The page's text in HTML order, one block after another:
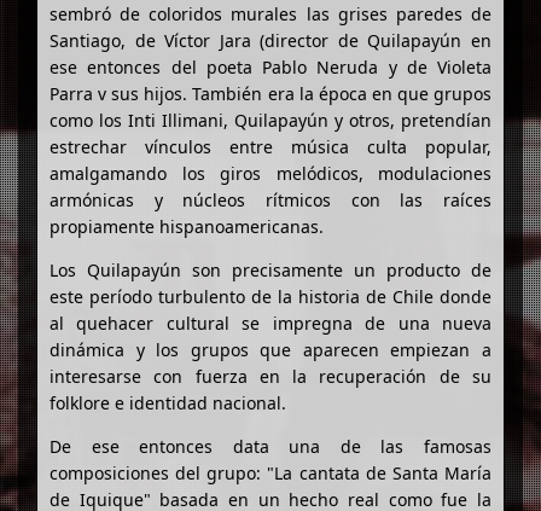
sembró de coloridos murales las grises paredes de
Santiago, de Víctor Jara (director de Quilapayún en
ese entonces del poeta Pablo Neruda y de Violeta
Parra v sus hijos. También era la época en que grupos
como los Inti Illimani, Quilapayún y otros, pretendían
estrechar vínculos entre música culta popular,
amalgamando los giros melódicos, modulaciones
armónicas y núcleos rítmicos con las raíces
propiamente hispanoamericanas.
Los Quilapayún son precisamente un producto de
este período turbulento de la historia de Chile donde
al quehacer cultural se impregna de una nueva
dinámica y los grupos que aparecen empiezan a
interesarse con fuerza en la recuperación de su
folklore e identidad nacional.
De ese entonces data una de las famosas
composiciones del grupo: "La cantata de Santa María
de Iquique" basada en un hecho real como fue la